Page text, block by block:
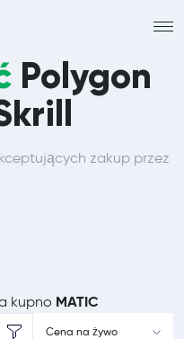
Polygon
zakup przez
kupno MATIC
Cena na żywo